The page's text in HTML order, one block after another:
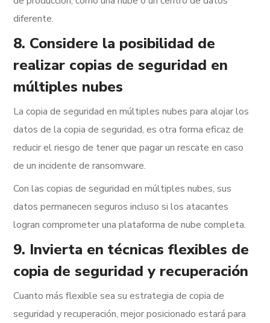
diferente.
8. Considere la posibilidad de
realizar copias de seguridad en
múltiples nubes
La copia de seguridad en múltiples nubes para alojar los
datos de la copia de seguridad, es otra forma eficaz de
reducir el riesgo de tener que pagar un rescate en caso
de un incidente de ransomware.
Con las copias de seguridad en múltiples nubes, sus
datos permanecen seguros incluso si los atacantes
logran comprometer una plataforma de nube completa.
9. Invierta en técnicas flexibles de
copia de seguridad y recuperación
Cuanto más flexible sea su estrategia de copia de
seguridad y recuperación, mejor posicionado estará para